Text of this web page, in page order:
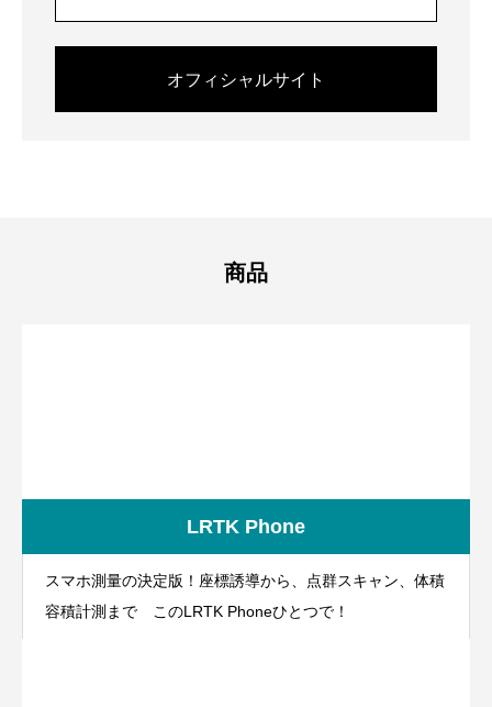
オフィシャルサイト
商品
LRTK Phone
スマホ測量の決定版！座標誘導から、点群スキャン、体積
容積計測まで このLRTK Phoneひとつで！